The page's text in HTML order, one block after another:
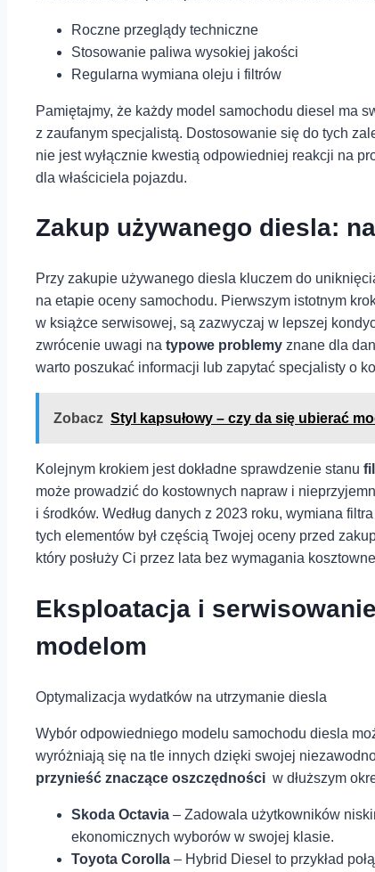
Roczne przeglądy techniczne
Stosowanie paliwa wysokiej ⁤jakości
Regularna wymiana oleju i filtrów
Pamiętajmy, że każdy model‍ samochodu diesel ma
z zaufanym specjalistą. Dostosowanie się do ‍tych
nie jest wyłącznie kwestią ‍odpowiedniej reakcji na
dla właściciela pojazdu.
Zakup używanego diesla:
Przy⁣ zakupie używanego diesla kluczem⁤ do
na etapie ‍oceny ⁢samochodu. ⁢Pierwszym istotnym
w książce serwisowej, są zazwyczaj w lepszej
zwrócenie uwagi na typowe problemy ⁤znane dla
warto poszukać informacji⁤ lub zapytać specjalisty ‍o
Zobacz Styl kapsułowy – czy da się ubierać
Kolejnym krokiem jest dokładne sprawdzenie stanu
może prowadzić do kostownych napraw i
i środków. Według danych z⁤ 2023⁣ roku, wymiana⁤
tych elementów był częścią Twojej oceny⁣ przed
który posłuży Ci przez lata bez wymagania
Eksploatacja i⁣
modelom
Optymalizacja wydatków na utrzymanie‍ diesla
Wybór odpowiedniego modelu samochodu ⁣diesla
wyróżniają się na tle innych⁤ dzięki swojej
przynieść znaczące oszczędności
w dłuższym
Skoda Octavia – Zadowala użytkowników
ekonomicznych wyborów w swojej klasie.
Toyota Corolla – Hybrid⁤ Diesel⁣ to przykład